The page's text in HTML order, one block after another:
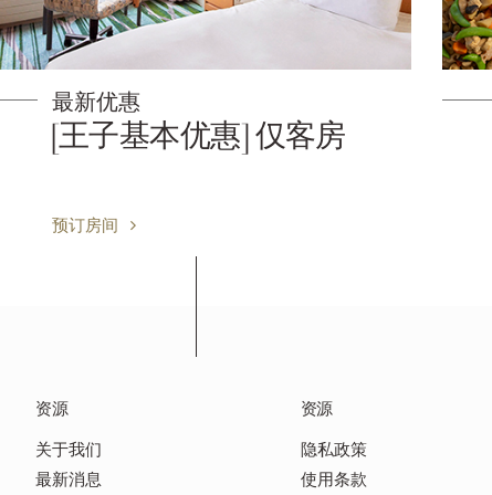
最新优惠
[王子基本优惠] 仅客房
预订房间
资源
关于我们
最新消息
资源
隐私政策
使用条款